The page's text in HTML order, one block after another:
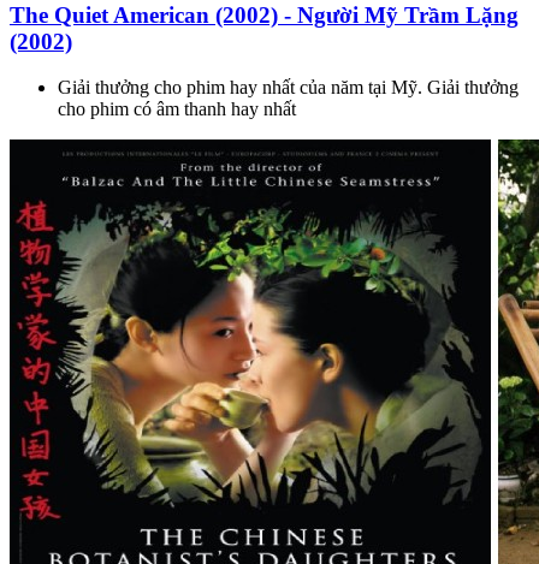
The Quiet American (2002) - Người Mỹ Trầm Lặng
(2002)
Giải thưởng cho phim hay nhất của năm tại Mỹ. Giải thưởng
cho phim có âm thanh hay nhất